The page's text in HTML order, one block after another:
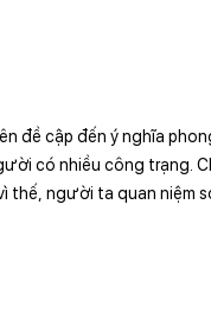
đề cập đến ý nghĩa
có nhiều công trạng.
người ta quan niệm